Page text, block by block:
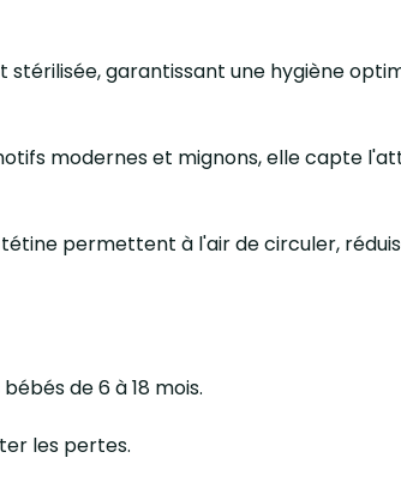
garantissant une hygiène
modernes et mignons, elle capte
permettent à l'air de circuler,
de 6 à 18 mois.
les pertes.